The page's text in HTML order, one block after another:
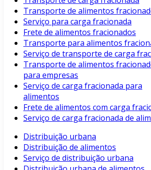
Transporte de alimentos
Serviço para carga fracionada
Frete de alimentos fracionados
Transporte para alimentos
Serviço de transporte de carga
Transporte de alimentos
para empresas
Serviço de carga fracionada para
alimentos
Frete de alimentos com carga
Serviço de carga fracionada de
Distribuição urbana
Distribuição de alimentos
Serviço de distribuição urbana